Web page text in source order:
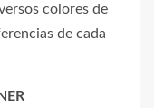
colores de
de cada